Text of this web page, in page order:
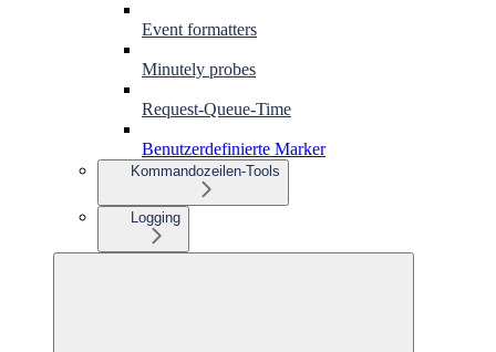
Event formatters
Minutely probes
Request-Queue-Time
Benutzerdefinierte Marker
Kommandozeilen-Tools
Logging